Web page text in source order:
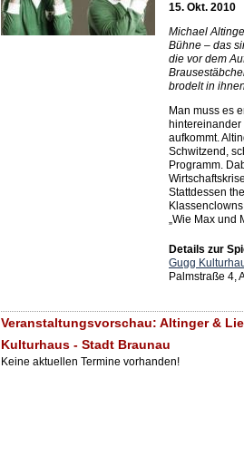
15. Okt. 2010
Michael
Bühne – das
die vor dem
brodelt in
Man muss es
aufkommt.
Schwitzend,
Programm.
Stattdessen
„Wie Max und
Details zur
Gugg
Palmstraße 4,
Veranstaltungsvorschau: Altinger &
Kulturhaus - Stadt Braunau
Keine aktuellen Termine vorhanden!